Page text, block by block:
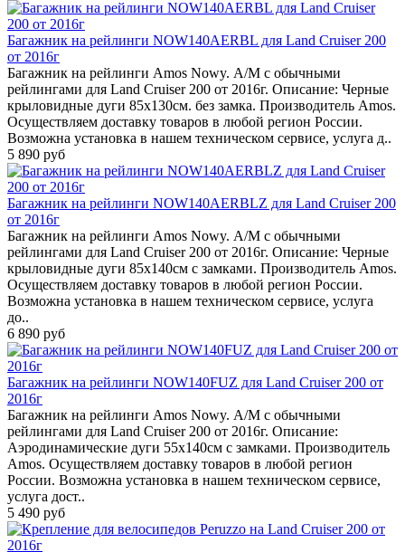
Багажник на рейлинги NOW140AERBL для Land Cruiser 200
от 2016г
Багажник на рейлинги Amos Nowy. А/М с обычными
рейлингами для Land Cruiser 200 от 2016г. Описание: Черные
крыловидные дуги 85х130см. без замка. Производитель Amos.
Осуществляем доставку товаров в любой регион России.
Возможна установка в нашем техническом сервисе, услуга д..
5 890 руб
Багажник на рейлинги NOW140AERBLZ для Land Cruiser 200
от 2016г
Багажник на рейлинги Amos Nowy. А/М с обычными
рейлингами для Land Cruiser 200 от 2016г. Описание: Черные
крыловидные дуги 85х140см с замками. Производитель Amos.
Осуществляем доставку товаров в любой регион России.
Возможна установка в нашем техническом сервисе, услуга
до..
6 890 руб
Багажник на рейлинги NOW140FUZ для Land Cruiser 200 от
2016г
Багажник на рейлинги Amos Nowy. А/М с обычными
рейлингами для Land Cruiser 200 от 2016г. Описание:
Аэродинамические дуги 55х140см с замками. Производитель
Amos. Осуществляем доставку товаров в любой регион
России. Возможна установка в нашем техническом сервисе,
услуга дост..
5 490 руб